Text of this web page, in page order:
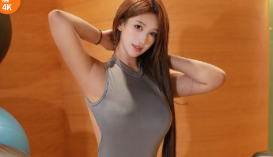
4K